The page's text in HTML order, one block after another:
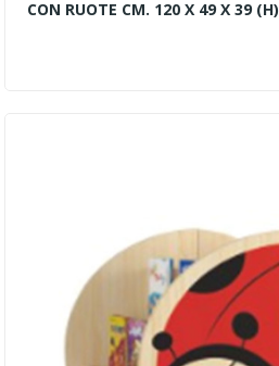
CON RUOTE CM. 120 X 49 X 39 (H)